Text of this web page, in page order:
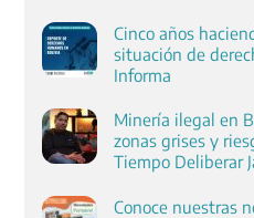
Cinco años
situación de
Informa
Minería ilegal en
zonas grises y
Tiempo Deliberar
Conoce nuestras